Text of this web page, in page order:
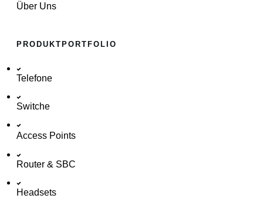
Über Uns
PRODUKTPORTFOLIO
Telefone
Switche
Access Points
Router & SBC
Headsets